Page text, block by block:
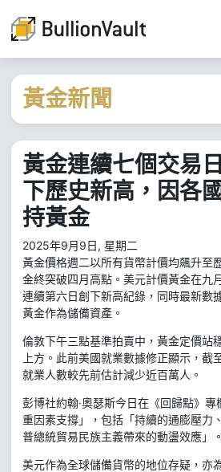
黃金新聞
黃金連續七個交易
下歷史新高，因各
持黃金
2025年9月9日, 星期二
黃金價格週二以所有貨幣計價均飆升至
金終突破四月高點。美元計價黃金在九
連續第六日創下新高紀錄，同時最新數
黃金作為儲備資產。
倫敦下午三點基準拍賣中，黃金定價站
上方。此前美國就業數據修正顯示，截
就業人數較先前估計減少近百萬人。
彭博社約翰·奧瑟斯今日在《回歸點》
重因素支撐」，包括「持續的通膨壓力
普總統貿易民族主義帶來的動盪效應」。
美元作為全球儲備貨幣的地位存疑，亦